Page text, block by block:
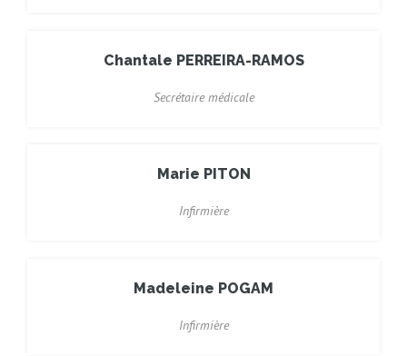
Chantale PERREIRA-RAMOS
Secrétaire médicale
Marie PITON
Infirmière
Madeleine POGAM
Infirmière